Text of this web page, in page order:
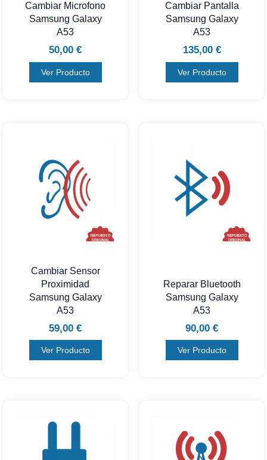
Cambiar Microfono
Samsung Galaxy
A53
50,00 €
Ver Producto
Cambiar Pantalla
Samsung Galaxy
A53
135,00 €
Ver Producto
Cambiar Sensor
Proximidad
Samsung Galaxy
A53
59,00 €
Ver Producto
Reparar Bluetooth
Samsung Galaxy
A53
90,00 €
Ver Producto